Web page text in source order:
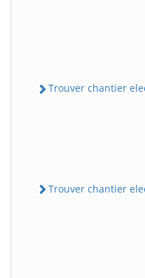
Trouver chantier
Trouver chantier